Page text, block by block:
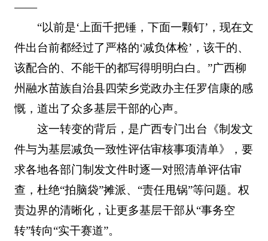
——
“以前是‘上面千把锤，下面一颗钉’，现在文
件出台前都经过了严格的‘减负体检’，该干的、
该配合的、不能干的都写得明明白白。”广西柳
州融水苗族自治县四荣乡党政办主任罗信康的感
慨，道出了众多基层干部的心声。
这一转变的背后，是广西专门出台《制发文
件与为基层减负一致性评估审核事项清单》，要
求各地各部门制发文件时逐一对照清单评估审
查，杜绝“拍脑袋”摊派、“责任甩锅”等问题。权
责边界的清晰化，让更多基层干部从“事务空
转”转向“实干赛道”。